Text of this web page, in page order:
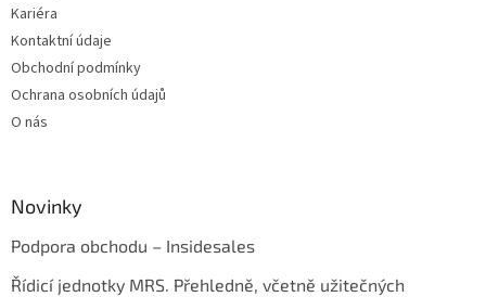
Kariéra
Kontaktní údaje
Obchodní podmínky
Ochrana osobních údajů
O nás
Novinky
Podpora obchodu – Insidesales
Řídicí jednotky MRS. Přehledně, včetně užitečných